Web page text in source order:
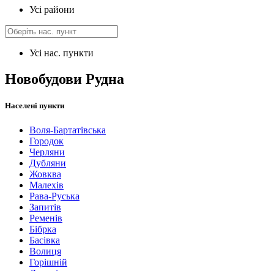
Усі райони
Усі нас. пункти
Новобудови Рудна
Населені пункти
Воля-Бартатівська
Городок
Черляни
Дубляни
Жовква
Малехів
Рава-Руська
Запитів
Ременів
Бібрка
Басівка
Волиця
Горішній